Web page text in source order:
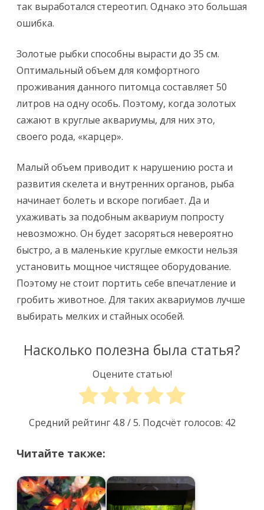
так выработался стереотип. Однако это большая
ошибка.
Золотые рыбки способны вырасти до 35 см.
Оптимальный объем для комфортного
проживания данного питомца составляет 50
литров на одну особь. Поэтому, когда золотых
сажают в круглые аквариумы, для них это,
своего рода, «карцер».
Малый объем приводит к нарушению роста и
развития скелета и внутренних органов, рыба
начинает болеть и вскоре погибает. Да и
ухаживать за подобным аквариум попросту
невозможно. Он будет засоряться невероятно
быстро, а в маленькие круглые емкости нельзя
установить мощное чистящее оборудование.
Поэтому не стоит портить себе впечатление и
гробить животное. Для таких аквариумов лучше
выбирать мелких и стайных особей.
Насколько полезна была статья?
Оцените статью!
Средний рейтинг 4.8 / 5. Подсчёт голосов: 42
Читайте также: